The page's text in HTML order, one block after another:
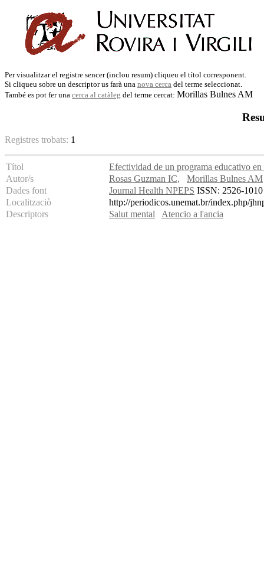
Per visualitzar el registre sencer (inclou resum) cliqueu el títol corresponent.
Si cliqueu sobre un descriptor us farà una nova cerca del terme seleccionat.
També es pot fer una cerca al catàleg del terme cercat: Morillas Bulnes AM
Registres trobats: 1
Títol
Efectividad de un programa educativo
Autor/s
Rosas Guzman IC,
Morillas Bulnes AM
Dades font
Journal Health NPEPS ISSN: 2526-
Localitzaciò
http://periodicos.unemat.br/index.php/
Descriptors
Salut mental Atencio a l'ancia